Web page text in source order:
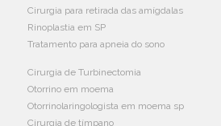
Cirurgia para retirada das amígdalas
Rinoplastia em SP
Tratamento para apneia do sono
Cirurgia de Turbinectomia
Otorrino em moema
Otorrinolaringologista em moema sp
Cirurgia de tímpano